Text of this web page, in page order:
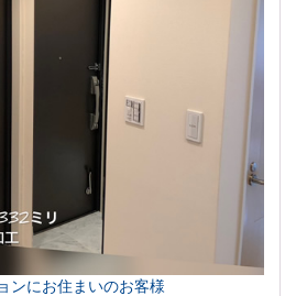
ンにお住まいのお客様